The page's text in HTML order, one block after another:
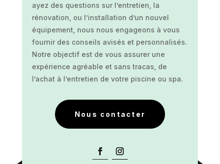
ayez des questions sur l’entretien, la
rénovation, ou l’installation d’un nouvel
équipement, nous nous engageons à vous
fournir des conseils avisés et personnalisés.
Notre objectif est de vous assurer une
expérience agréable et sans tracas, de
l’achat à l’entretien de votre piscine ou spa.
Nous contacter